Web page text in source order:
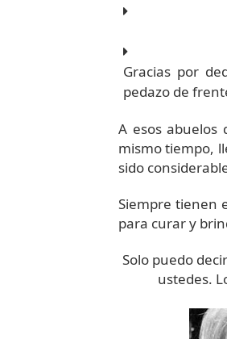
Gracias por
pedazo de
A esos
mismo tiempo,
sido
Siempre tienen
para curar y
Solo puedo
ustedes.